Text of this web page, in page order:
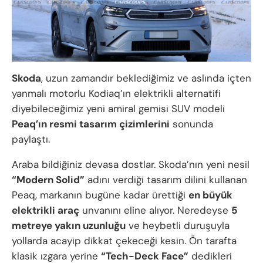
Skoda, uzun zamandır beklediğimiz ve aslında içten
yanmalı motorlu Kodiaq’ın elektrikli alternatifi
diyebileceğimiz yeni amiral gemisi SUV modeli
Peaq’ın resmi tasarım çizimlerini sonunda
paylaştı.
Araba bildiğiniz devasa dostlar. Skoda’nın yeni nesil
“Modern Solid” adını verdiği tasarım dilini kullanan
Peaq, markanın bugüne kadar ürettiği en büyük
elektrikli araç unvanını eline alıyor. Neredeyse 5
metreye yakın uzunluğu ve heybetli duruşuyla
yollarda acayip dikkat çekeceği kesin. Ön tarafta
klasik ızgara yerine “Tech-Deck Face” dedikleri